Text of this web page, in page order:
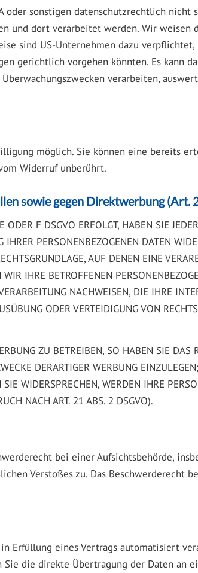
sonstigen datenschutzrechtlich nicht
und dort verarbeitet werden. Wir weisen
sind US-Unternehmen dazu verpflichtet,
gerichtlich vorgehen könnten. Es kann
verarbeiten,
möglich. Sie können eine bereits
Widerruf unberührt.
sowie gegen Direktwerbung (Art.
F DSGVO ERFOLGT, HABEN SIE
PERSONENBEZOGENEN DATEN
AUF DENEN EINE
IHRE BETROFFENEN
NACHWEISEN, DIE IHRE
ODER VERTEIDIGUNG VON
ZU BETREIBEN, SO HABEN SIE DAS
DERARTIGER WERBUNG
WIDERSPRECHEN, WERDEN IHRE
NACH ART. 21 ABS. 2 DSGVO).
bei einer Aufsichtsbehörde,
Verstoßes zu. Das Beschwerderecht
Erfüllung eines Vertrags automatisiert
die direkte Übertragung der Daten an